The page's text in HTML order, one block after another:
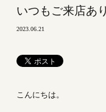
いつもご来店あ
2023.06.21
こんにちは。